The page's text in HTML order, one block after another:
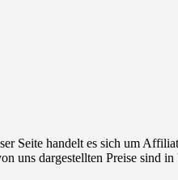
Seite handelt es sich um
uns dargestellten Preise